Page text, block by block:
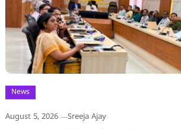
News
August 5, 2026 Sreeja Ajay